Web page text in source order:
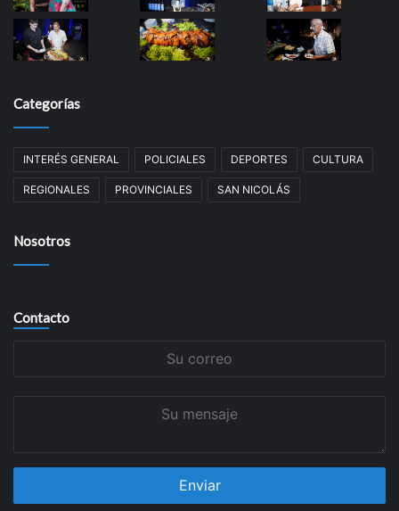
Categorías
INTERÉS GENERAL POLICIALES DEPORTES CULTURA
REGIONALES PROVINCIALES SAN NICOLÁS
Nosotros
Contacto